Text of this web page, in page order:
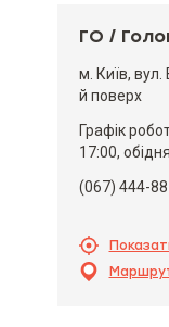
ГО /
м. Київ, вул.
й поверх
Графік
17:00,
(067) 444-